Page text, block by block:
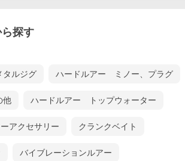
探す
タルジグ ハードルアー ミノー、プラグ
他 ハードルアー トップウォーター
アクセサリー クランクベイト
バイブレーションルアー